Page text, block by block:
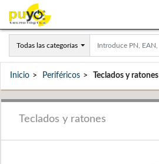
Todas las categorías
Inicio Periféricos Teclados y ratones
Teclados y ratones